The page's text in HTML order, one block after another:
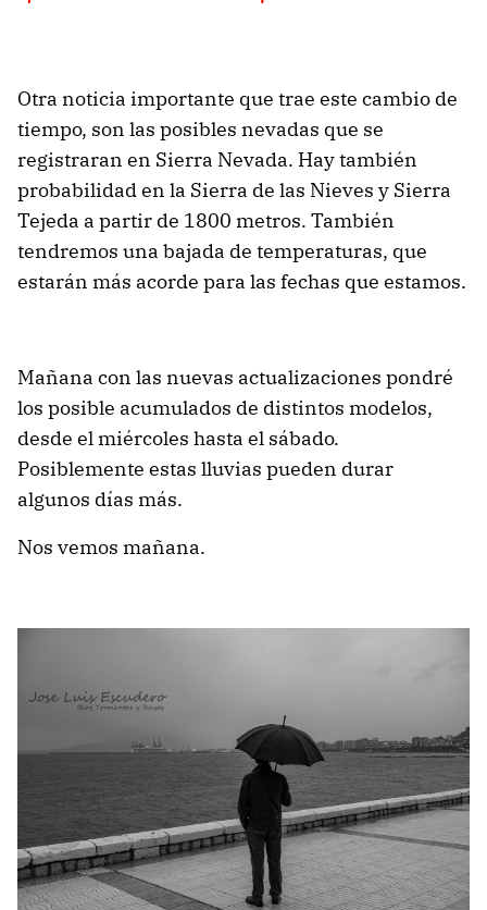
Otra noticia importante que trae este cambio de
tiempo, son las posibles nevadas que se
registraran en Sierra Nevada. Hay también
probabilidad en la Sierra de las Nieves y Sierra
Tejeda a partir de 1800 metros. También
tendremos una bajada de temperaturas, que
estarán más acorde para las fechas que estamos.
Mañana con las nuevas actualizaciones pondré
los posible acumulados de distintos modelos,
desde el miércoles hasta el sábado.
Posiblemente estas lluvias pueden durar
algunos días más.
Nos vemos mañana.